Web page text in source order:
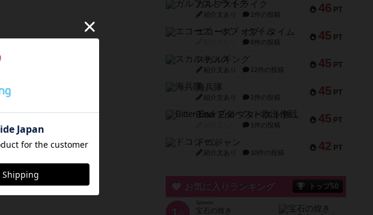
46 PT
ガルフストライク
紹介文あり 1件の投稿
45 PT
エコーズ・オブ・タイム
8件の投稿
45 PT
スカルキング
紹介文あり 12件の投稿
45 PT
海兵隊
紹介文あり 1件の投稿
45 PT
Bitter End ブタペスト救出作戦
1件の投稿
42 PT
ドコジャン
紹介文あり 10件の投稿
お気に入りランキング トップ50
宝石の煌き